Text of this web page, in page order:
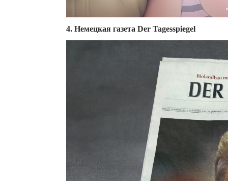
4. Немецкая газета Der Tagesspiegel